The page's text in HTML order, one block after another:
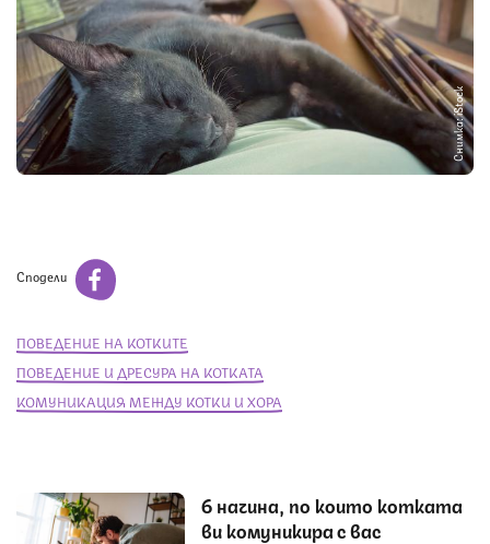
Снимка: iStock
Сподели
ПОВЕДЕНИЕ НА КОТКИТЕ
ПОВЕДЕНИЕ И ДРЕСУРА НА КОТКАТА
КОМУНИКАЦИЯ МЕЖДУ КОТКИ И ХОРА
6 начина, по които котката
ви комуникира с вас